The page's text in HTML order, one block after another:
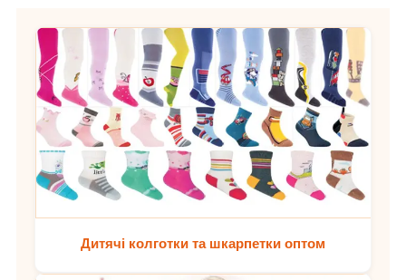
Дитячі колготки та шкарпетки оптом